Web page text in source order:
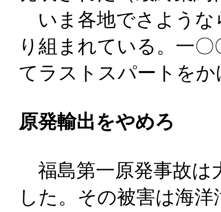
いま各地でさような
り組まれている。一
てラストスパートを
原発輸出をやめろ
福島第一原発事故は
した。その被害は海